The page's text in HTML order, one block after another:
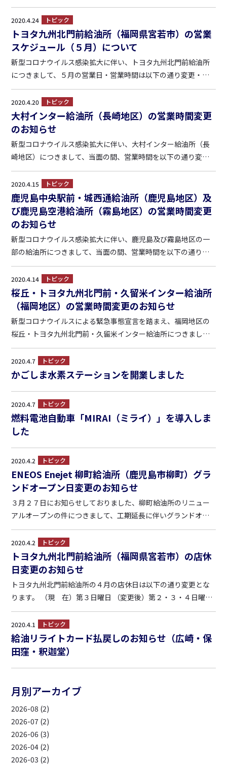
止のため、 以下の対策を講じさせて頂きますので、何卒、ご了
承頂けますようお願い申し上げます。 （新型コロナウイルス感
染拡大防止対策） ・スタッフによる車内の灰皿清掃・ゴミ捨て
の自...
2020.4.24 トピック
トヨタ九州北門前給油所（福岡県宮若市）の営業
スケジュール（５月）について
新型コロナウイルス感染拡大に伴い、トヨタ九州北門前給油所
につきまして、５月の営業日・営業時間は以下の通り変更・短
縮して営業させて頂きます。 お客様のご理解を賜りますよう、
何卒、お願い申し上げます。 ■トヨタ九州北門前給油所（福岡
県宮若市四郎丸1579-3） 5月1日（金）~2日（土） ...
2020.4.20 トピック
大村インター給油所（長崎地区）の営業時間変更
のお知らせ
新型コロナウイルス感染拡大に伴い、大村インター給油所（長
崎地区）につきまして、当面の間、営業時間を以下の通り変
更・短縮して営業させて頂きます。 お客様のご理解を賜ります
よう、何卒、お願い申し上げます。 （4月25日から） ■大村イ
ンター給油所（長崎県大村市池田2-336-1） 月~金...
2020.4.15 トピック
鹿児島中央駅前・城西通給油所（鹿児島地区）及
び鹿児島空港給油所（霧島地区）の営業時間変更
のお知らせ
新型コロナウイルス感染拡大に伴い、鹿児島及び霧島地区の一
部の給油所につきまして、当面の間、営業時間を以下の通り短
縮して営業させて頂きます。 お客様のご理解を賜りますよう、
何卒、お願い申し上げます。 （4月16日から） ■鹿児島空港給
油所（霧島市溝辺町麓２８７－１） 7:00～20:0...
2020.4.14 トピック
桜丘・トヨタ九州北門前・久留米インター給油所
（福岡地区）の営業時間変更のお知らせ
新型コロナウイルスによる緊急事態宣言を踏まえ、福岡地区の
桜丘・トヨタ九州北門前・久留米インター給油所につきまして
は、4月18日より営業時間を以下の通り短縮して営業させて頂き
ます。 お客様のご理解を賜りますよう、何卒、お願い申し上げ
ます。 ■桜丘給油所（福岡市博多区浦田2-22-22） ...
2020.4.7 トピック
かごしま水素ステーションを開業しました
2020.4.7 トピック
燃料電池自動車「MIRAI（ミライ）」を導入しま
した
2020.4.2 トピック
ENEOS Enejet 柳町給油所（鹿児島市柳町）グラ
ンドオープン日変更のお知らせ
３月２７日にお知らせしておりました、柳町給油所のリニュー
アルオープンの件につきまして、工期延長に伴いグランドオー
プン日が変更となりました。 深くお詫び申し上げますととも
に、以下の通り訂正させて頂きます。 （プレオープン） ４月２
日～４月１１日 8：00～18：00 （グランドオー...
2020.4.2 トピック
トヨタ九州北門前給油所（福岡県宮若市）の店休
日変更のお知らせ
トヨタ九州北門前給油所の４月の店休日は以下の通り変更とな
ります。 （現 在）第３日曜日 （変更後）第２・３・４日曜日
営業時間については変更ございません。 （営業時間） ・平
日 7:00～20:00 ・土日祝 7:00～19:00
2020.4.1 トピック
給油リライトカード払戻しのお知らせ（広崎・保
田窪・釈迦堂）
月別アーカイブ
2026-08 (2)
2026-07 (2)
2026-06 (3)
2026-04 (2)
2026-03 (2)